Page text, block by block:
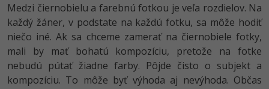
Medzi čiernobielu a farebnú fotkou je veľa rozdielov. Na
každý žáner, v podstate na každú fotku, sa môže hodiť
niečo iné. Ak sa chceme zamerať na čiernobiele fotky,
mali by mať bohatú kompozíciu, pretože na fotke
nebudú pútať žiadne farby. Pôjde čisto o subjekt a
kompozíciu. To môže byť výhoda aj nevýhoda. Občas